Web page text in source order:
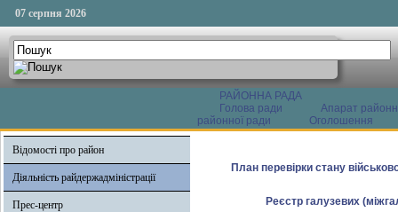
07 серпня 2026
РАЙОННА РАДА
Голова ради
Апарат
районної ради
Оголошення
Відомості про район
Діяльність райдержадміністрації
Прес-центр
План перевірки стану
Реєстр галузевих